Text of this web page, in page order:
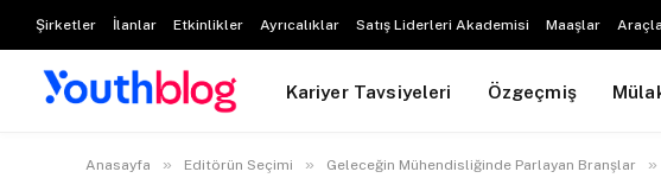
Şirketler İlanlar Etkinlikler Ayrıcalıklar Satış Liderleri Akademisi Maaşlar
Kariyer Tavsiyeleri Özgeçmiş
Anasayfa » Editörün Seçimi » Geleceğin Mühendisliğinde Parlayan Branşlar »